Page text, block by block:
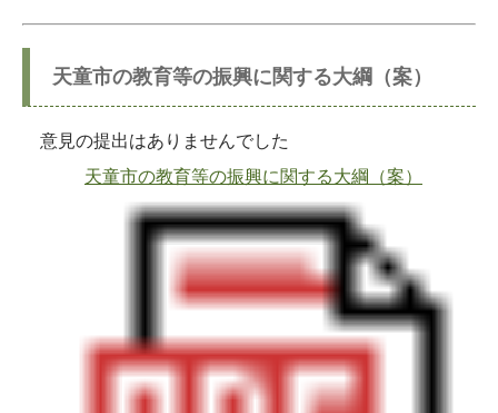
天童市の教育等の振興に関する大綱（案）
意見の提出はありませんでした
天童市の教育等の振興に関する大綱（案）